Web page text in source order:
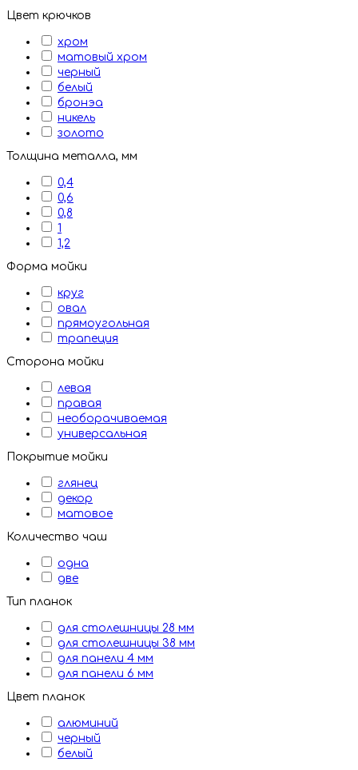
Цвет крючков
хром
матовый хром
черный
белый
бронэа
никель
золото
Толщина металла, мм
0,4
0,6
0,8
1
1,2
Форма мойки
круг
овал
прямоугольная
трапеция
Сторона мойки
левая
правая
необорачиваемая
универсальная
Покрытие мойки
глянец
декор
матовое
Количество чаш
одна
две
Тип планок
для столешницы 28 мм
для столешницы 38 мм
для панели 4 мм
для панели 6 мм
Цвет планок
алюминий
черный
белый